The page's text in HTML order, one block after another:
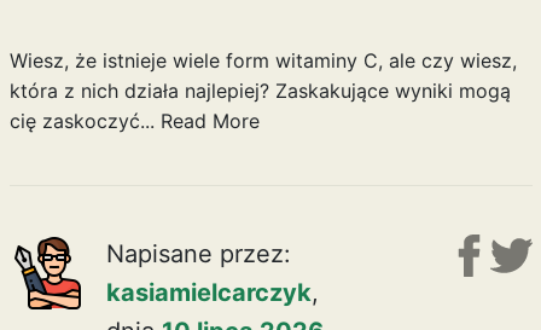
Wiesz, że istnieje wiele form witaminy C, ale czy wiesz,
która z nich działa najlepiej? Zaskakujące wyniki mogą
cię zaskoczyć... Read More
Napisane przez:
kasiamielcarczyk,